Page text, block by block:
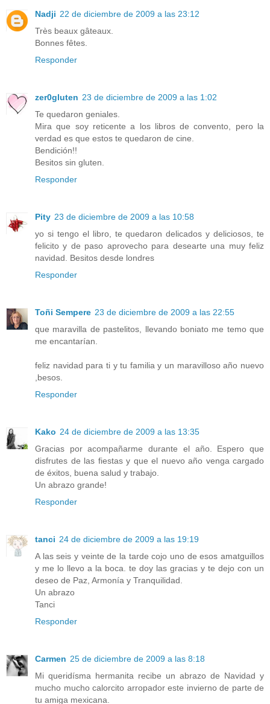
Nadji 22 de diciembre de 2009 a las 23:12
Très beaux gâteaux.
Bonnes fêtes.
Responder
zer0gluten 23 de diciembre de 2009 a las 1:02
Te quedaron geniales.
Mira que soy reticente a los libros de convento, pero la
verdad es que estos te quedaron de cine.
Bendición!!
Besitos sin gluten.
Responder
Pity 23 de diciembre de 2009 a las 10:58
yo si tengo el libro, te quedaron delicados y deliciosos, te
felicito y de paso aprovecho para desearte una muy feliz
navidad. Besitos desde londres
Responder
Toñi Sempere 23 de diciembre de 2009 a las 22:55
que maravilla de pastelitos, llevando boniato me temo que
me encantarían.
feliz navidad para ti y tu familia y un maravilloso año nuevo
,besos.
Responder
Kako 24 de diciembre de 2009 a las 13:35
Gracias por acompañarme durante el año. Espero que
disfrutes de las fiestas y que el nuevo año venga cargado
de éxitos, buena salud y trabajo.
Un abrazo grande!
Responder
tanci 24 de diciembre de 2009 a las 19:19
A las seis y veinte de la tarde cojo uno de esos amatguillos
y me lo llevo a la boca. te doy las gracias y te dejo con un
deseo de Paz, Armonía y Tranquilidad.
Un abrazo
Tanci
Responder
Carmen 25 de diciembre de 2009 a las 8:18
Mi queridísma hermanita recibe un abrazo de Navidad y
mucho mucho calorcito arropador este invierno de parte de
tu amiga mexicana.